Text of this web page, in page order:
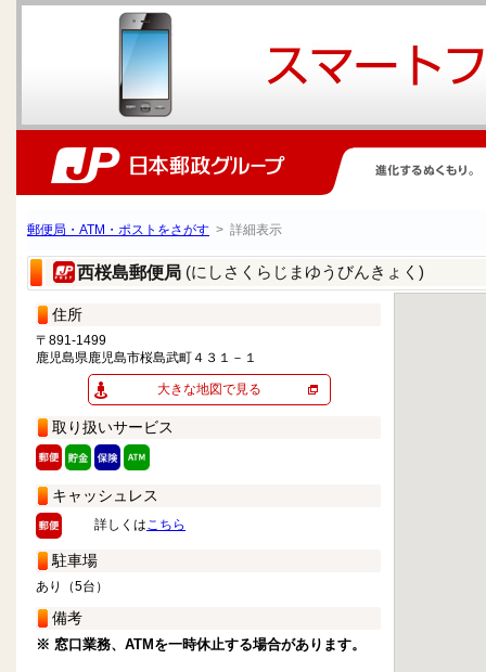
郵便局・ATM・ポストをさがす > 詳細表示
西桜島郵便局 (にしさくらじまゆうびんきょく)
住所
〒891-1499
鹿児島県鹿児島市桜島武町４３１－１
大きな地図で見る
取り扱いサービス
キャッシュレス
詳しくはこちら
駐車場
あり（5台）
備考
※ 窓口業務、ATMを一時休止する場合があります。